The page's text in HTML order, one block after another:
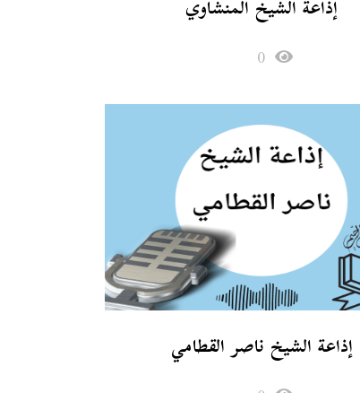
إذاعة الشيخ المنشاوي
إذاعة الشيخ ناصر القطامي